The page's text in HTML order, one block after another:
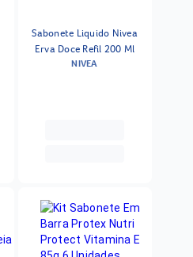
Sabonete Liquido Nivea
Erva Doce Refil 200 Ml
NIVEA